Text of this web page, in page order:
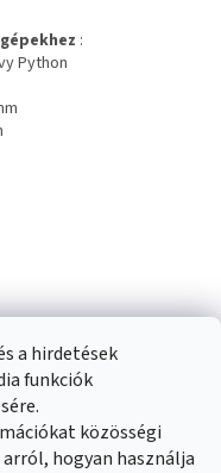
a hirdetések
funkciók
közösségi
hogyan használja
:
Python